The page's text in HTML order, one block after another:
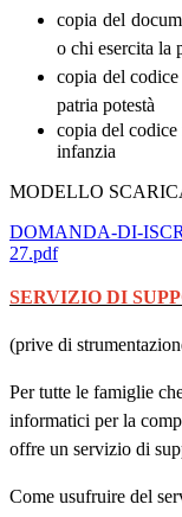
copia del
o chi esercita la
copia del
patria potestà
copia del
infanzia
MODELLO
DOMANDA-DI-
27.pdf
SERVIZIO DI
(prive di
Per tutte le famiglie
informatici per la
offre un servizio di
Come usufruire del